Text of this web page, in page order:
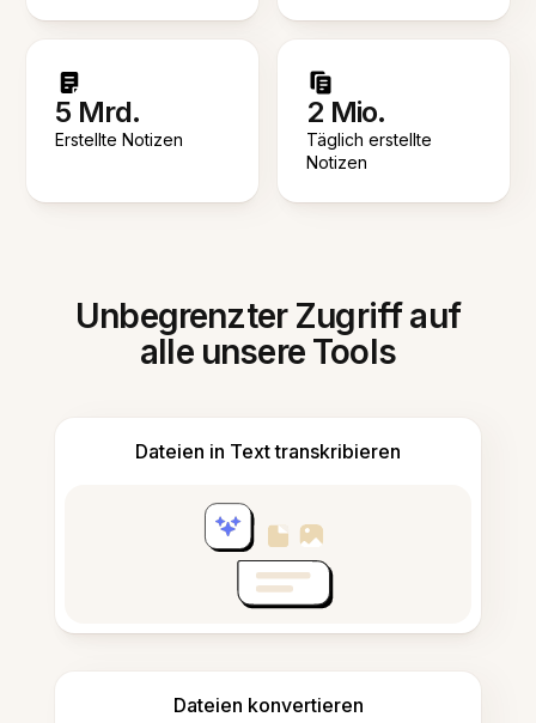
5 Mrd.
Erstellte Notizen
2 Mio.
Täglich erstellte
Notizen
Unbegrenzter Zugriff auf
alle unsere Tools
Dateien in Text transkribieren
Dateien konvertieren